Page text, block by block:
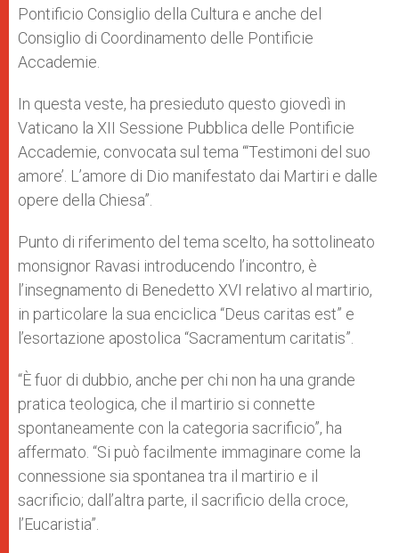
Pontificio Consiglio della Cultura e anche del
Consiglio di Coordinamento delle Pontificie
Accademie.
In questa veste, ha presieduto questo giovedì in
Vaticano la XII Sessione Pubblica delle Pontificie
Accademie, convocata sul tema “‘Testimoni del suo
amore’. L’amore di Dio manifestato dai Martiri e dalle
opere della Chiesa”.
Punto di riferimento del tema scelto, ha sottolineato
monsignor Ravasi introducendo l’incontro, è
l’insegnamento di Benedetto XVI relativo al martirio,
in particolare la sua enciclica “Deus caritas est” e
l’esortazione apostolica “Sacramentum caritatis”.
“È fuor di dubbio, anche per chi non ha una grande
pratica teologica, che il martirio si connette
spontaneamente con la categoria sacrificio”, ha
affermato. “Si può facilmente immaginare come la
connessione sia spontanea tra il martirio e il
sacrificio; dall’altra parte, il sacrificio della croce,
l’Eucaristia”.